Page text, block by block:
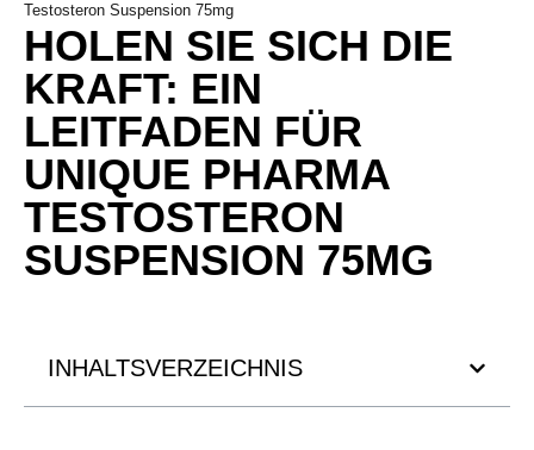
Testosteron Suspension 75mg
HOLEN SIE SICH DIE
KRAFT: EIN
LEITFADEN FÜR
UNIQUE PHARMA
TESTOSTERON
SUSPENSION 75MG
INHALTSVERZEICHNIS